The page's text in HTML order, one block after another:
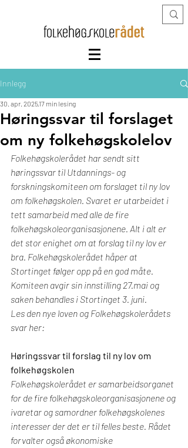
Innlegg
Høringssvar til forslaget
om ny folkehøgskolelov
30. apr. 202517 min lesing
Folkehøgskolerådet har sendt sitt
høringssvar til Utdannings- og
forskningskomiteen om forslaget til ny lov
om folkehøgskolen. Svaret er utarbeidet i
tett samarbeid med alle de fire
folkehøgskoleorganisasjonene. Alt i alt er
det stor enighet om at forslag til ny lov er
bra. Folkehøgskolerådet håper at
Stortinget følger opp på en god måte.
Komiteen avgir sin innstilling 27.mai og
saken behandles i Stortinget 3. juni.
Les den nye loven og Folkehøgskolerådets
svar her:
Høringssvar til forslag til ny lov om
folkehøgskolen
Folkehøgskolerådet er samarbeidsorganet
for de fire folkehøgskoleorganisasjonene og
ivaretar og samordner folkehøgskolenes
interesser der det er til felles beste. Rådet
forvalter også økonomiske